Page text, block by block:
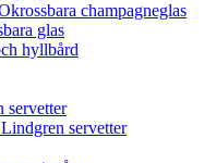
champagneglas
glas
hyllbård
servetter
servetter